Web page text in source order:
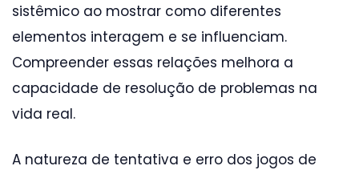
sistêmico ao mostrar como diferentes
elementos interagem e se influenciam.
Compreender essas relações melhora a
capacidade de resolução de problemas na
vida real.
A natureza de tentativa e erro dos jogos de